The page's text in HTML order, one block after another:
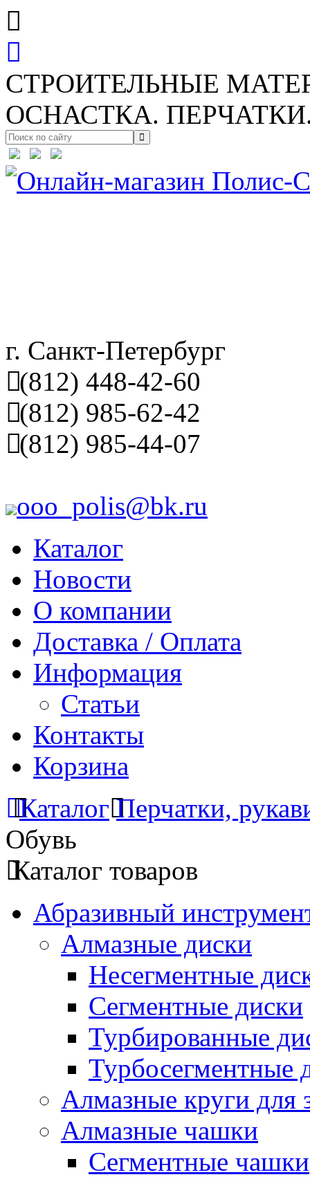
СТРОИТЕЛЬНЫЕ
ОСНАСТКА.
г. Санкт-Петербург
(812) 448-42-60
(812) 985-62-42
(812) 985-44-07
ooo_polis@bk.ru
Каталог
Новости
О компании
Доставка / Оплата
Информация
Статьи
Контакты
Корзина
Каталог Перчатки,
Обувь
Каталог товаров
Абразивный
Алмазные диски
Несегментные
Сегментные диски
Турбированные
Турбосегментные
Алмазные круги для
Алмазные чашки
Сегментные чашки